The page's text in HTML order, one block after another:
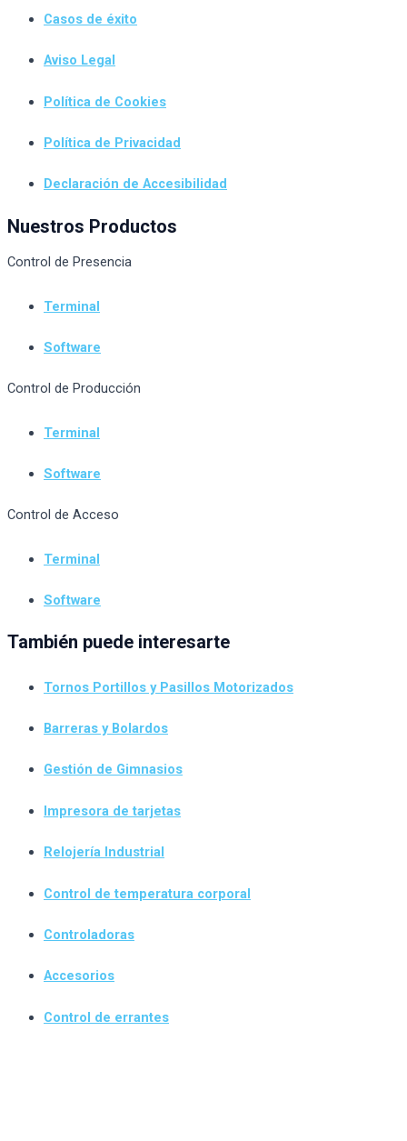
Casos de éxito
Aviso Legal
Política de Cookies
Política de Privacidad
Declaración de Accesibilidad
Nuestros Productos
Control de Presencia
Terminal
Software
Control de Producción
Terminal
Software
Control de Acceso
Terminal
Software
También puede interesarte
Tornos Portillos y Pasillos Motorizados
Barreras y Bolardos
Gestión de Gimnasios
Impresora de tarjetas
Relojería Industrial
Control de temperatura corporal
Controladoras
Accesorios
Control de errantes